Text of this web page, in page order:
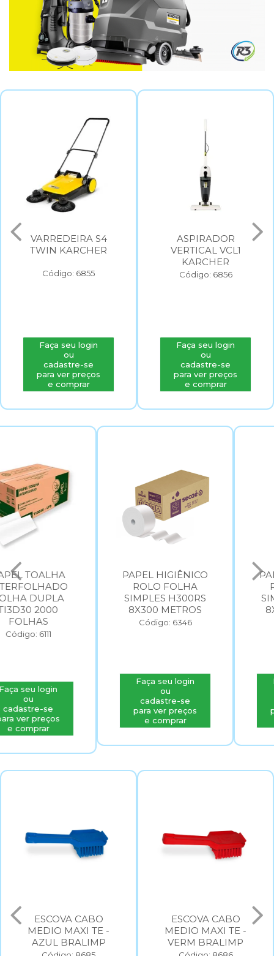
VARREDEIRA S4
TWIN KARCHER
Código: 6855
Faça seu login
ou
cadastre-se
para ver preços
e comprar
ASPIRADOR
VERTICAL VCL1
KARCHER
Código: 6856
Faça seu login
ou
cadastre-se
para ver preços
e comprar
PAPEL HIGIÊNICO
ROLO FOLHA
SIMPLES H300RS
8X300 METROS
Código: 6346
Faça seu login
para ver preços
e comprar
PAPEL HIGIÊNICO
ROLO FOLHA
SIMPLES H500RS
8X500 METROS
Código: 6347
Faça seu login
cadastre-se
para ver preços
e comprar
ESCOVA CABO
MEDIO MAXI TE -
AZUL BRALIMP
ESCOVA CABO
MEDIO MAXI TE -
VERM BRALIMP